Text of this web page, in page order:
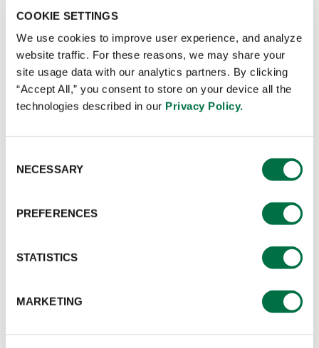
COOKIE SETTINGS
We use cookies to improve user experience, and analyze
website traffic. For these reasons, we may share your
site usage data with our analytics partners. By clicking
“Accept All,” you consent to store on your device all the
technologies described in our Privacy Policy.
Selection
NECESSARY
PREFERENCES
STATISTICS
MARKETING
6 unidades de ajo picado y majado.
½ cucharaditas de jengibre pelado, picado y majado.
3 cucharadas de salsa de ostra.
2 unidades de cebolla puerro (partes blancas y verdes en